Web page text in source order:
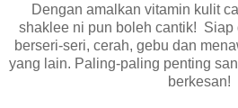
Dengan amalkan vitamin kulit
shaklee ni pun boleh cantik! Siap
berseri-seri, cerah, gebu dan
yang lain. Paling-paling penting
berkesan!